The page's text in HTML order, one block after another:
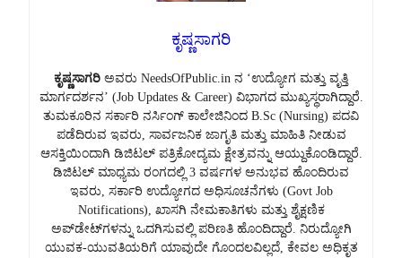
ಕೃಷ್ಣಸಾಗರಿ
ಕೃಷ್ಣಸಾಗರಿ ಅವರು NeedsOfPublic.in ನ ‘ಉದ್ಯೋಗ ಮತ್ತು ವೃತ್ತಿ
ಮಾರ್ಗದರ್ಶನ’ (Job Updates & Career) ವಿಭಾಗದ ಮುಖ್ಯಸ್ಥರಾಗಿದ್ದಾರೆ.
ತುಮಕೂರಿನ ಸರ್ಕಾರಿ ನರ್ಸಿಂಗ್ ಕಾಲೇಜಿನಿಂದ B.Sc (Nursing) ಪದವಿ
ಪಡೆದಿರುವ ಇವರು, ಸಾರ್ವಜನಿಕ ಜಾಗೃತಿ ಮತ್ತು ಮಾಹಿತಿ ನೀಡುವ
ಆಸಕ್ತಿಯಿಂದಾಗಿ ಡಿಜಿಟಲ್ ಪತ್ರಿಕೋದ್ಯಮ ಕ್ಷೇತ್ರವನ್ನು ಆಯ್ದುಕೊಂಡಿದ್ದಾರೆ.
ಡಿಜಿಟಲ್ ಮಾಧ್ಯಮ ರಂಗದಲ್ಲಿ 3 ವರ್ಷಗಳ ಅನುಭವ ಹೊಂದಿರುವ
ಇವರು, ಸರ್ಕಾರಿ ಉದ್ಯೋಗದ ಅಧಿಸೂಚನೆಗಳು (Govt Job
Notifications), ಖಾಸಗಿ ನೇಮಕಾತಿಗಳು ಮತ್ತು ಶೈಕ್ಷಣಿಕ
ಅಪ್‌ಡೇಟ್‌ಗಳನ್ನು ಒದಗಿಸುವಲ್ಲಿ ಪರಿಣತಿ ಹೊಂದಿದ್ದಾರೆ. ನಿರುದ್ಯೋಗಿ
ಯುವಕ-ಯುವತಿಯರಿಗೆ ಯಾವುದೇ ಗೊಂದಲವಿಲ್ಲದೆ, ಕೇವಲ ಅಧಿಕೃತ